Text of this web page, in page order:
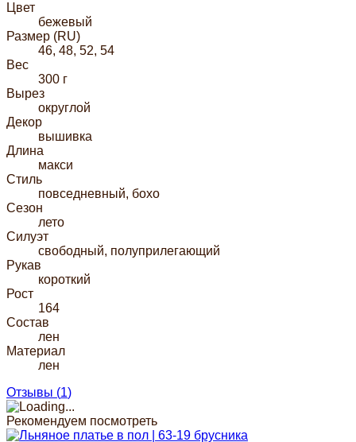
Цвет
бежевый
Размер (RU)
46, 48, 52, 54
Вес
300 г
Вырез
округлой
Декор
вышивка
Длина
макси
Стиль
повседневный, бохо
Сезон
лето
Силуэт
свободный, полуприлегающий
Рукав
короткий
Рост
164
Состав
лен
Материал
лен
Отзывы (1)
Рекомендуем посмотреть